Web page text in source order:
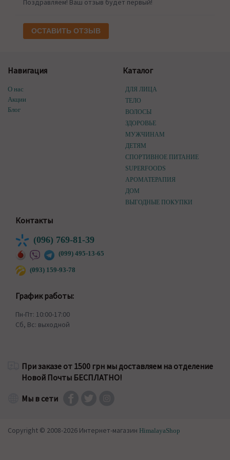
Поздравляем! Ваш отзыв будет первый!
ОСТАВИТЬ ОТЗЫВ
Навигация
О нас
Акции
Блог
Каталог
ДЛЯ ЛИЦА
ТЕЛО
ВОЛОСЫ
ЗДОРОВЬЕ
МУЖЧИНАМ
ДЕТЯМ
СПОРТИВНОЕ ПИТАНИЕ
SUPERFOODS
АРОМАТЕРАПИЯ
ДОМ
ВЫГОДНЫЕ ПОКУПКИ
Контакты
(096) 769-81-39
(099) 495-13-65
(093) 159-93-78
График работы:
Пн-Пт: 10:00-17:00
Сб, Вс: выходной
При заказе от 1500 грн мы доставляем на отделение
Новой Почты БЕСПЛАТНО!
Мы в сети
Copyright © 2008-2026 Интернет-магазин HimalayaShop